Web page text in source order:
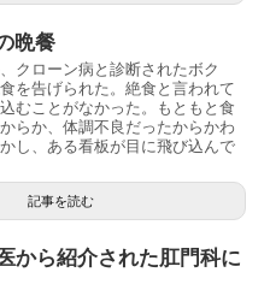
晩餐
クローン病と診断されたボク
を告げられた。絶食と言われて
むことがなかった。もともと食
らか、体調不良だったからかわ
し、ある看板が目に飛び込んで
記事を読む
から紹介された肛門科に